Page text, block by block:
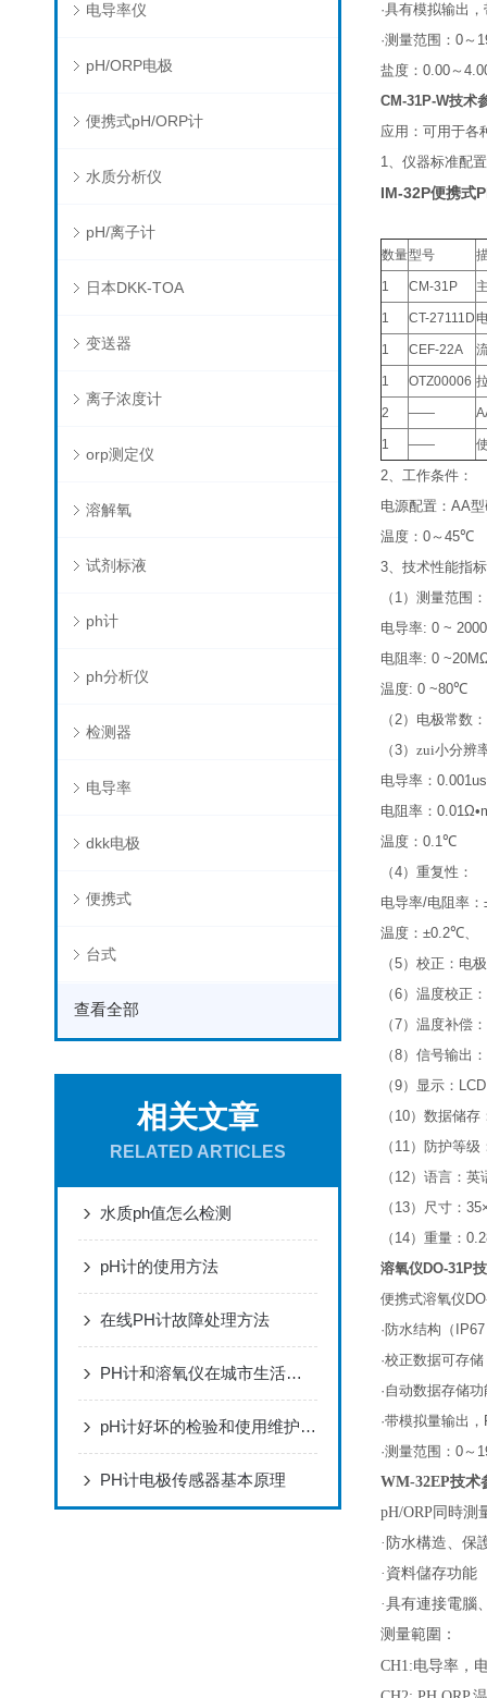
电导率仪
pH/ORP电极
便携式pH/ORP计
水质分析仪
pH/离子计
日本DKK-TOA
变送器
离子浓度计
orp测定仪
溶解氧
试剂标液
ph计
ph分析仪
检测器
电导率
dkk电极
便携式
台式
查看全部
相关文章
RELATED ARTICLES
水质ph值怎么检测
pH计的使用方法
在线PH计故障处理方法
PH计和溶氧仪在城市生活污水处理厂的应用
pH计好坏的检验和使用维护要点
PH计电极传感器基本原理
·具有模拟输出，
·测量范围： 0～
盐度： 0.00～
CM-31P-W技术
应用：可用于各
1、仪器标准配
IM-32P便携式
数量型号
1 CM-31P
1 CT-27111D
1 CEF-22A
1 OTZ00006
2 ——
1 ——
2、工作条件：
电源配置： AA
温度： 0～ 45℃
3、技术性能指
（ 1） 测量范围：
电导率: 0 ~
电阻率: 0
温度: 0 ~80℃
（2） 电极常数：
（3） zui小分辨
电导率：
电阻率：
温度： 0.1℃
（4） 重复性：
电导率/电阻率：
温度： ±0.2℃、
（5） 校正：电
（6） 温度校正：
（7） 温度补偿
（8） 信号输出
（9） 显示： LCD
（ 10） 数据储存
（ 11） 防护等级
（ 12） 语言：英
（ 13） 尺寸：
（ 14） 重量：
溶氧仪DO-31P
便携式溶氧仪
·防水结构（ IP67
·校正数据可存储
·自动数据存储功
·带模拟量输出，
·测量范围： 0～
WM-32EP技术
pH/ORP 同時測
· 防水構造、保
· 資料儲存功能
·具有連接電腦
测量範圍：
CH1:电导率，